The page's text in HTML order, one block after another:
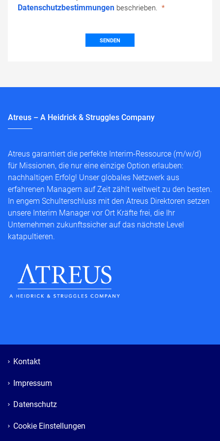
Datenschutzbestimmungen beschrieben.
SENDEN
Atreus – A Heidrick & Struggles Company
Atreus garantiert die perfekte Interim-Ressource (m/w/d)
für Missionen, die nur eine einzige Option erlauben:
nachhaltigen Erfolg! Unser globales Netzwerk aus
erfahrenen Managern auf Zeit zählt weltweit zu den besten.
In engem Schulterschluss mit den Atreus Direktoren setzen
unsere Interim Manager vor Ort Kräfte frei, die Ihr
Unternehmen zukunftssicher auf das nächste Level
katapultieren.
Kontakt
Impressum
Datenschutz
Cookie Einstellungen